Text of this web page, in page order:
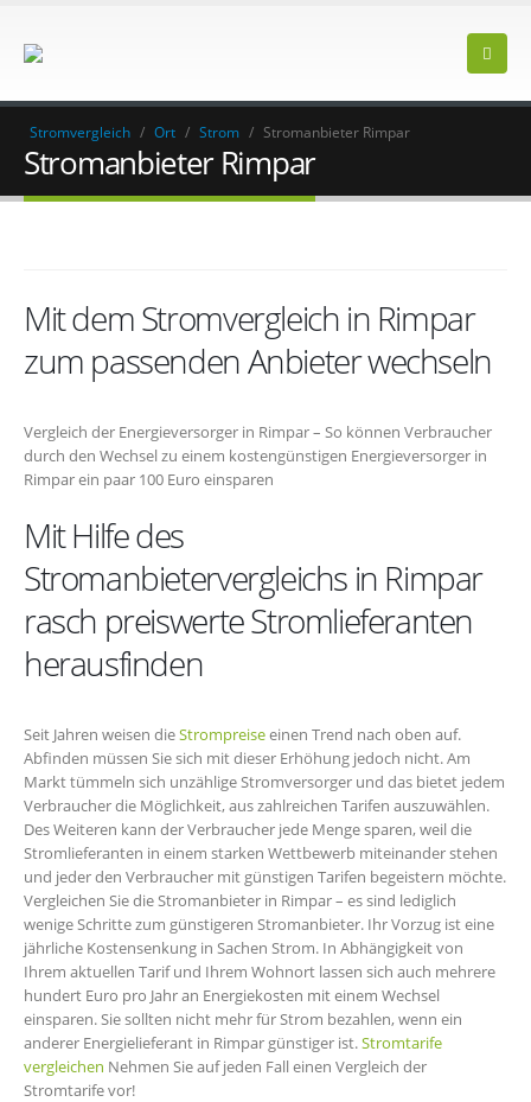
Stromvergleich / Ort / Strom / Stromanbieter Rimpar
Stromanbieter Rimpar
Mit dem Stromvergleich in Rimpar
zum passenden Anbieter wechseln
Vergleich der Energieversorger in Rimpar – So können Verbraucher
durch den Wechsel zu einem kostengünstigen Energieversorger in
Rimpar ein paar 100 Euro einsparen
Mit Hilfe des
Stromanbietervergleichs in Rimpar
rasch preiswerte Stromlieferanten
herausfinden
Seit Jahren weisen dieStrompreiseeinen Trend nach oben auf.
Abfinden müssen Sie sich mit dieser Erhöhung jedoch nicht. Am
Markt tümmeln sich unzählige Stromversorger und das bietet jedem
Verbraucher die Möglichkeit, aus zahlreichen Tarifen auszuwählen.
Des Weiteren kann der Verbraucher jede Menge sparen, weil die
Stromlieferanten in einem starken Wettbewerb miteinander stehen
und jeder den Verbraucher mit günstigen Tarifen begeistern möchte.
Vergleichen Sie die Stromanbieter in Rimpar – es sind lediglich
wenige Schritte zum günstigeren Stromanbieter. Ihr Vorzug ist eine
jährliche Kostensenkung in Sachen Strom. In Abhängigkeit von
Ihrem aktuellen Tarif und Ihrem Wohnort lassen sich auch mehrere
hundert Euro pro Jahr an Energiekosten mit einem Wechsel
einsparen. Sie sollten nicht mehr für Strom bezahlen, wenn ein
anderer Energielieferant in Rimpar günstiger ist.Stromtarife
vergleichen Nehmen Sie auf jeden Fall einen Vergleich der
Stromtarife vor!